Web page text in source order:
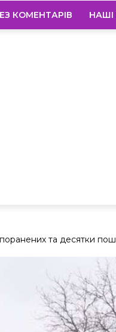
КОМЕНТАРІВ НАШІ
та десятки